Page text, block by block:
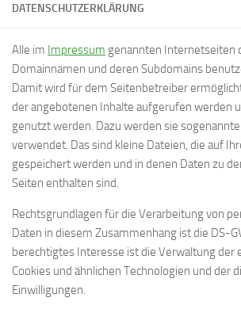
DATENSCHUTZERKLÄRUNG
Alle im Impressum genannten Internetseiten
Domainnamen und deren Subdomains
Damit wird für dem Seitenbetreiber
der angebotenen Inhalte aufgerufen werden
genutzt werden. Dazu werden sie
verwendet. Das sind kleine Dateien, die auf
gespeichert werden und in denen Daten zu
Seiten enthalten sind.
Rechtsgrundlagen für die Verarbeitung von
Daten in diesem Zusammenhang ist die DS-
berechtigtes Interesse ist die Verwaltung der
Cookies und ähnlichen Technologien und der
Einwilligungen.